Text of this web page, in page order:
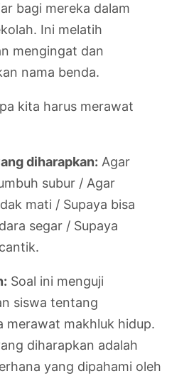
bagi mereka dalam
Ini melatih
mengingat dan
nama benda.
kita harus merawat
diharapkan: Agar
subur / Agar
mati / Supaya bisa
segar / Supaya
Soal ini menguji
siswa tentang
merawat makhluk hidup.
diharapkan adalah
yang dipahami oleh